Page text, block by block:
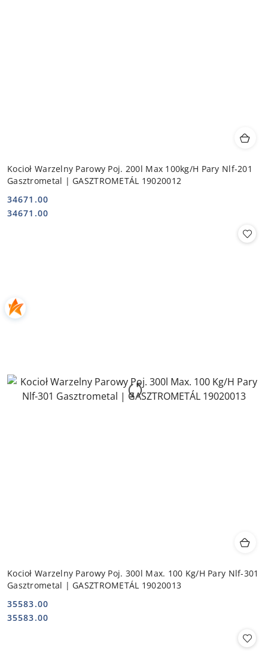
Kocioł Warzelny Parowy Poj. 200l Max 100kg/H Pary Nlf-201
Gasztrometal | GASZTROMETÁL 19020012
Cena:
34671.00
Cena:
34671.00
Kocioł Warzelny Parowy Poj. 300l Max. 100 Kg/H Pary Nlf-301
Gasztrometal | GASZTROMETÁL 19020013
Cena:
35583.00
Cena:
35583.00